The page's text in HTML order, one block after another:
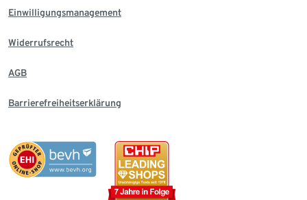
Einwilligungsmanagement
Widerrufsrecht
AGB
Barrierefreiheitserklärung